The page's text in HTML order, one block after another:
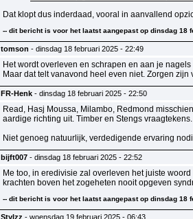
Dat klopt dus inderdaad, vooral in aanvallend
-- dit bericht is voor het laatst aangepast op dinsdag 18
tomson - dinsdag 18 februari 2025 - 22:49
Het wordt overleven en schrapen en aan je
Maar dat telt vanavond heel even niet. Zorgen
FR-Henk - dinsdag 18 februari 2025 - 22:50
Read, Hasj Moussa, Milambo, Redmond
aardige richting uit. Timber en Stengs vraagtekens.
Niet genoeg natuurlijk, verdedigende ervaring
bijft007 - dinsdag 18 februari 2025 - 22:52
Me too, in eredivisie zal overleven het juiste
krachten boven het zogeheten nooit opgeven
-- dit bericht is voor het laatst aangepast op dinsdag 18
Stylzz - woensdag 19 februari 2025 - 06:43